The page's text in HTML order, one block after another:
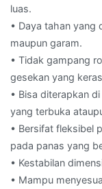
luas.
• Daya tahan yang
maupun garam.
• Tidak gampang
gesekan yang
• Bisa diterapkan
yang terbuka
• Bersifat fleksibel
pada panas yang
• Kestabilan
• Mampu